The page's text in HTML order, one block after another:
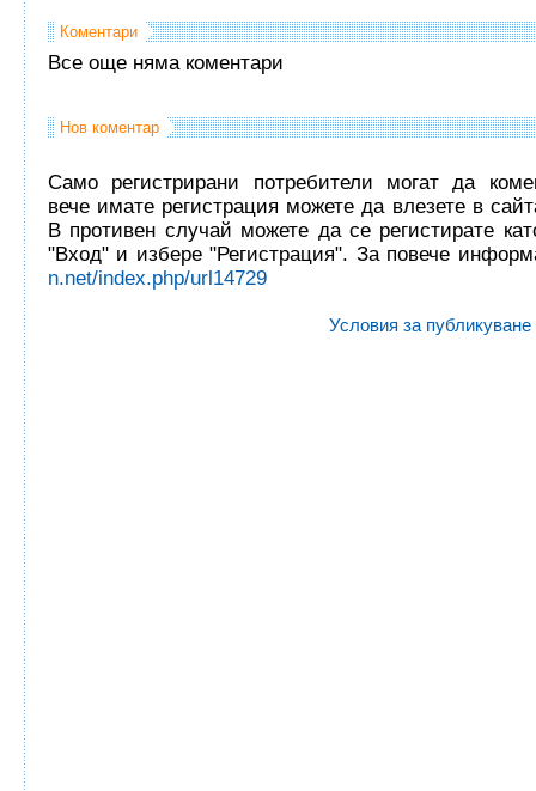
Коментари
Все още няма коментари
Нов коментар
Само регистрирани потребители могат да
вече имате регистрация можете да влезете в
В противен случай можете да се регистирате
"Вход" и избере "Регистрация". За повече
n.net/index.php/url14729
Условия за